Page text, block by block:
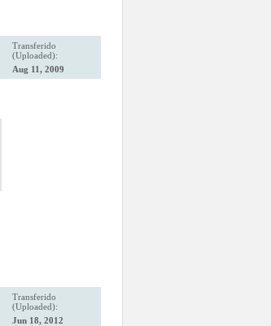
Transferido
(Uploaded):
Aug 11, 2009
Transferido
(Uploaded):
Jun 18, 2012